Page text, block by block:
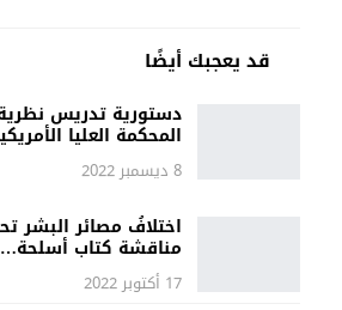
قد يعجبك أيضًا
دستورية تدريس
المحكمة العليا
8 ديسمبر 2022
اختلافُ مصائر البشر
مناقشة كتاب أسلحة…
17 أكتوبر 2022